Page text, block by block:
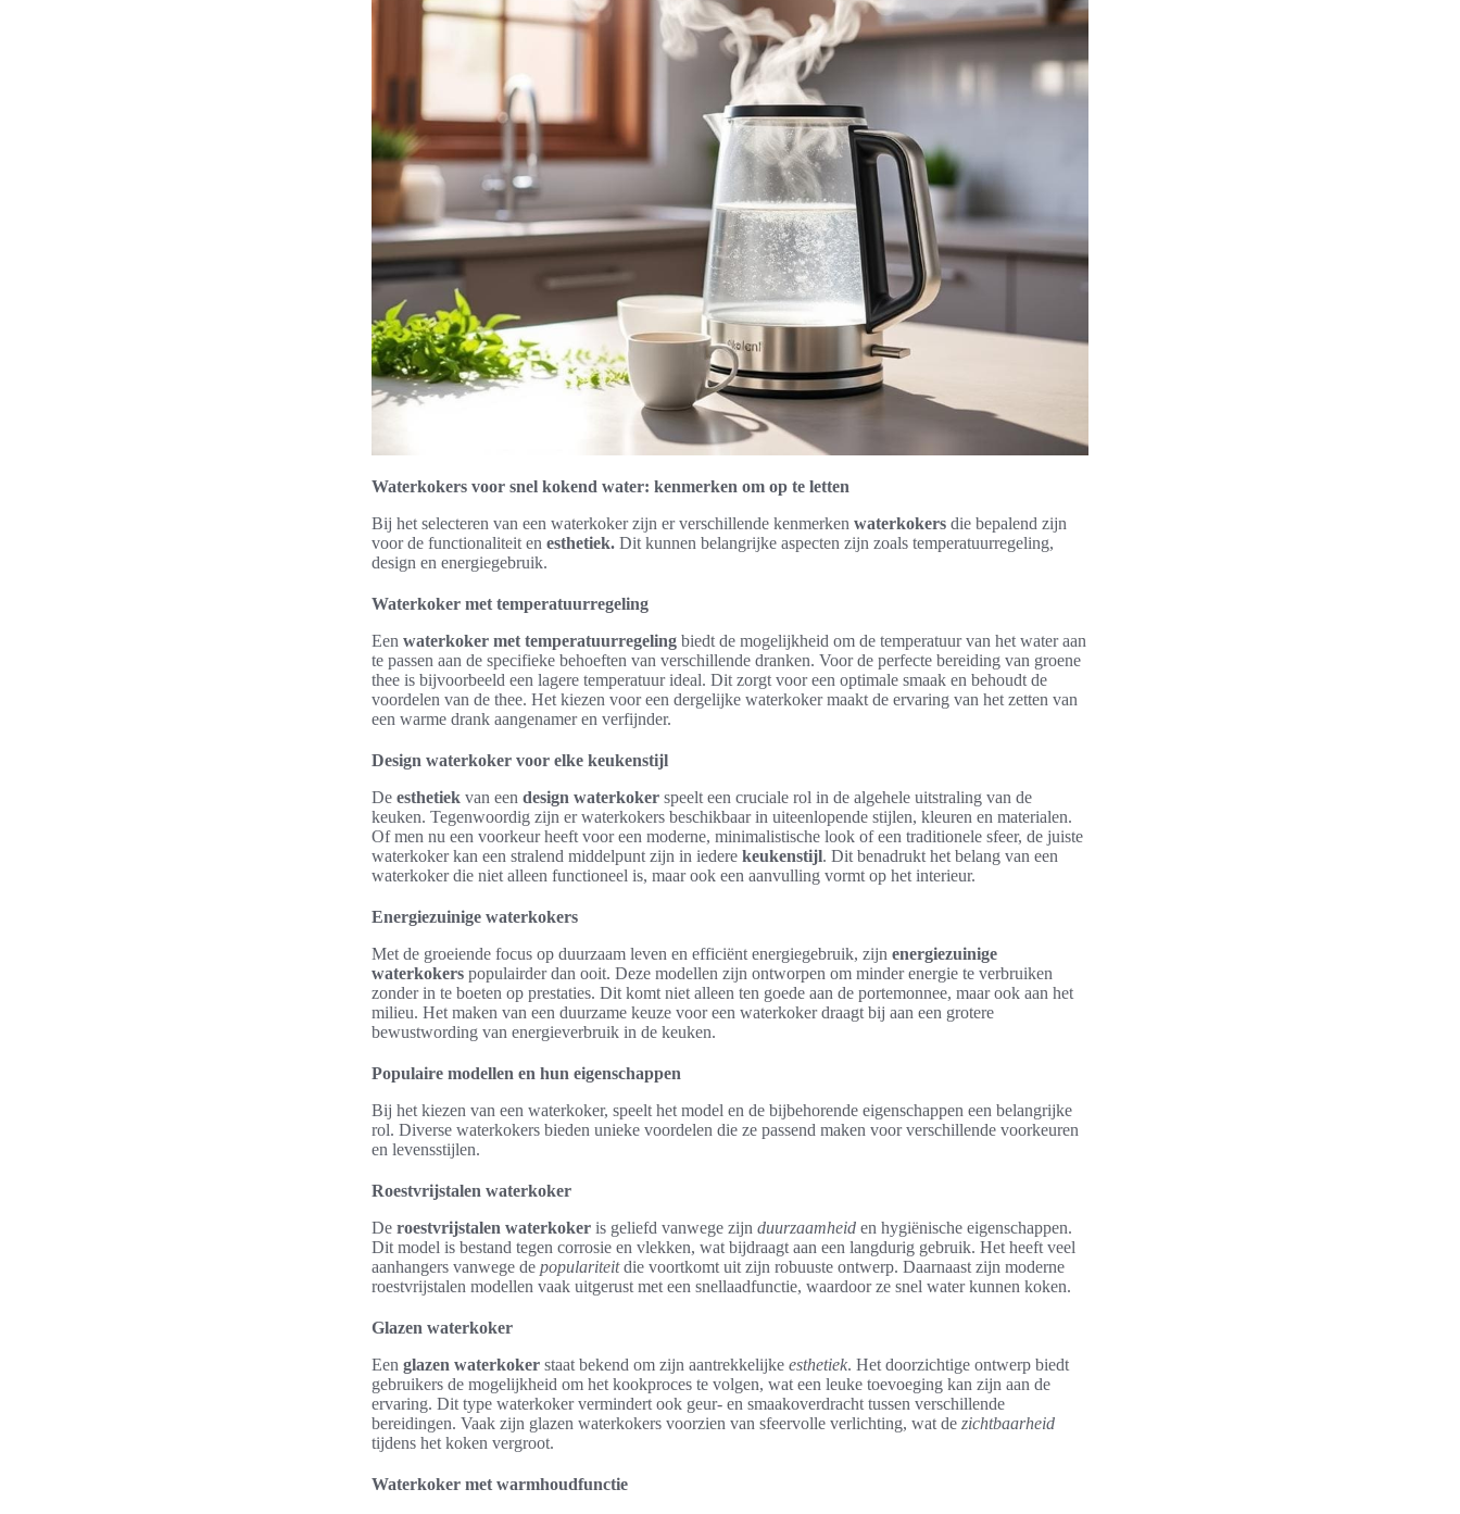
Waterkokers voor snel kokend water: kenmerken om op te letten
Bij het selecteren van een waterkoker zijn er verschillende kenmerken waterkokers die bepalend zijn
voor de functionaliteit en esthetiek. Dit kunnen belangrijke aspecten zijn zoals temperatuurregeling,
design en energiegebruik.
Waterkoker met temperatuurregeling
Een waterkoker met temperatuurregeling biedt de mogelijkheid om de temperatuur van het water aan
te passen aan de specifieke behoeften van verschillende dranken. Voor de perfecte bereiding van groene
thee is bijvoorbeeld een lagere temperatuur ideal. Dit zorgt voor een optimale smaak en behoudt de
voordelen van de thee. Het kiezen voor een dergelijke waterkoker maakt de ervaring van het zetten van
een warme drank aangenamer en verfijnder.
Design waterkoker voor elke keukenstijl
De esthetiek van een design waterkoker speelt een cruciale rol in de algehele uitstraling van de
keuken. Tegenwoordig zijn er waterkokers beschikbaar in uiteenlopende stijlen, kleuren en materialen.
Of men nu een voorkeur heeft voor een moderne, minimalistische look of een traditionele sfeer, de juiste
waterkoker kan een stralend middelpunt zijn in iedere keukenstijl. Dit benadrukt het belang van een
waterkoker die niet alleen functioneel is, maar ook een aanvulling vormt op het interieur.
Energiezuinige waterkokers
Met de groeiende focus op duurzaam leven en efficiënt energiegebruik, zijn energiezuinige
waterkokers populairder dan ooit. Deze modellen zijn ontworpen om minder energie te verbruiken
zonder in te boeten op prestaties. Dit komt niet alleen ten goede aan de portemonnee, maar ook aan het
milieu. Het maken van een duurzame keuze voor een waterkoker draagt bij aan een grotere
bewustwording van energieverbruik in de keuken.
Populaire modellen en hun eigenschappen
Bij het kiezen van een waterkoker, speelt het model en de bijbehorende eigenschappen een belangrijke
rol. Diverse waterkokers bieden unieke voordelen die ze passend maken voor verschillende voorkeuren
en levensstijlen.
Roestvrijstalen waterkoker
De roestvrijstalen waterkoker is geliefd vanwege zijn duurzaamheid en hygiënische eigenschappen.
Dit model is bestand tegen corrosie en vlekken, wat bijdraagt aan een langdurig gebruik. Het heeft veel
aanhangers vanwege de populariteitdie voortkomt uit zijn robuuste ontwerp. Daarnaast zijn moderne
roestvrijstalen modellen vaak uitgerust met een snellaadfunctie, waardoor ze snel water kunnen koken.
Glazen waterkoker
Een glazen waterkoker staat bekend om zijn aantrekkelijke esthetiek. Het doorzichtige ontwerp biedt
gebruikers de mogelijkheid om het kookproces te volgen, wat een leuke toevoeging kan zijn aan de
ervaring. Dit type waterkoker vermindert ook geur- en smaakoverdracht tussen verschillende
bereidingen. Vaak zijn glazen waterkokers voorzien van sfeervolle verlichting, wat de zichtbaarheid
tijdens het koken vergroot.
Waterkoker met warmhoudfunctie